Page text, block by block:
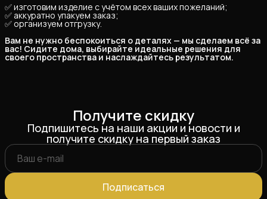
✅ изготовим изделие с учётом всех ваших пожеланий;
✅ аккуратно упакуем заказ;
✅ организуем отгрузку.
Вам не нужно беспокоиться о деталях — мы сделаем всё за
вас! Сидите дома, выбирайте идеальные решения для
своего пространства и наслаждайтесь результатом.
Получите скидку
Подпишитесь на наши акции и новости и
получите скидку на первый заказ
Подписаться